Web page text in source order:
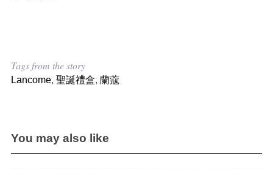
Tags from the story
Lancome, 聖誕禮盒, 蘭蔻
You may also like